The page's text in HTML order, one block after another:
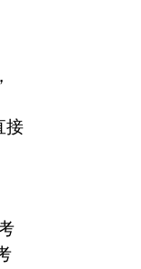
接